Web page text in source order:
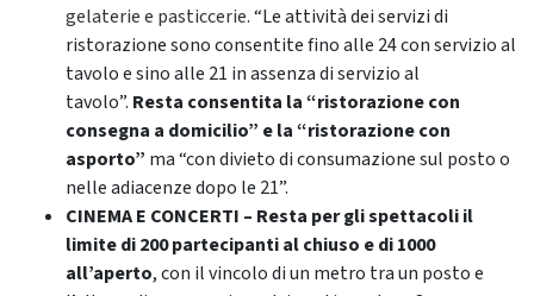
gelaterie e pasticcerie. “Le attività dei servizi di
ristorazione sono consentite fino alle 24 con servizio al
tavolo e sino alle 21 in assenza di servizio al
tavolo”. Resta consentita la “ristorazione con
consegna a domicilio” e la “ristorazione con
asporto” ma “con divieto di consumazione sul posto o
nelle adiacenze dopo le 21”.
CINEMA E CONCERTI – Resta per gli spettacoli il
limite di 200 partecipanti al chiuso e di 1000
all’aperto, con il vincolo di un metro tra un posto e